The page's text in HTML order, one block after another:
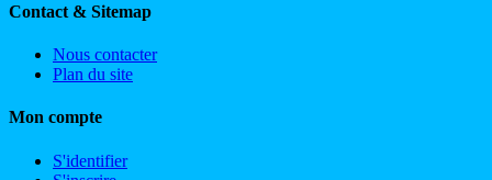
Contact & Sitemap
Nous contacter
Plan du site
Mon compte
S'identifier